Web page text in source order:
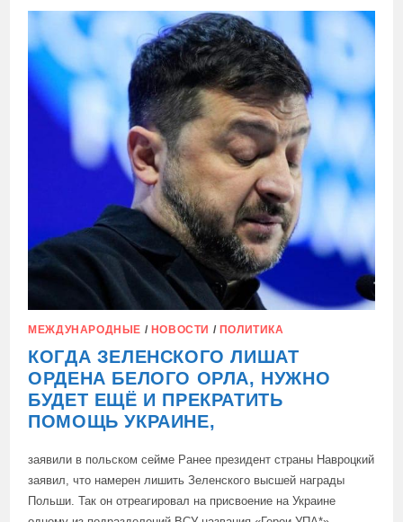
И
БОЛЬ
РОДИТЕЛЕЙ
ПОГИБШИХ
СТУДЕНТОВ
КОЛЛЕДЖА
В
СТАРОБЕЛЬСКЕ:
МЕЖДУНАРОДНЫЕ / НОВОСТИ / ПОЛИТИКА
КОГДА ЗЕЛЕНСКОГО ЛИШАТ
ОРДЕНА БЕЛОГО ОРЛА, НУЖНО
БУДЕТ ЕЩЁ И ПРЕКРАТИТЬ
ПОМОЩЬ УКРАИНЕ,
заявили в польском сейме Ранее президент страны Навроцкий
заявил, что намерен лишить Зеленского высшей награды
Польши. Так он отреагировал на присвоение на Украине